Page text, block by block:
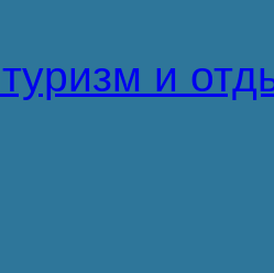
туризм и